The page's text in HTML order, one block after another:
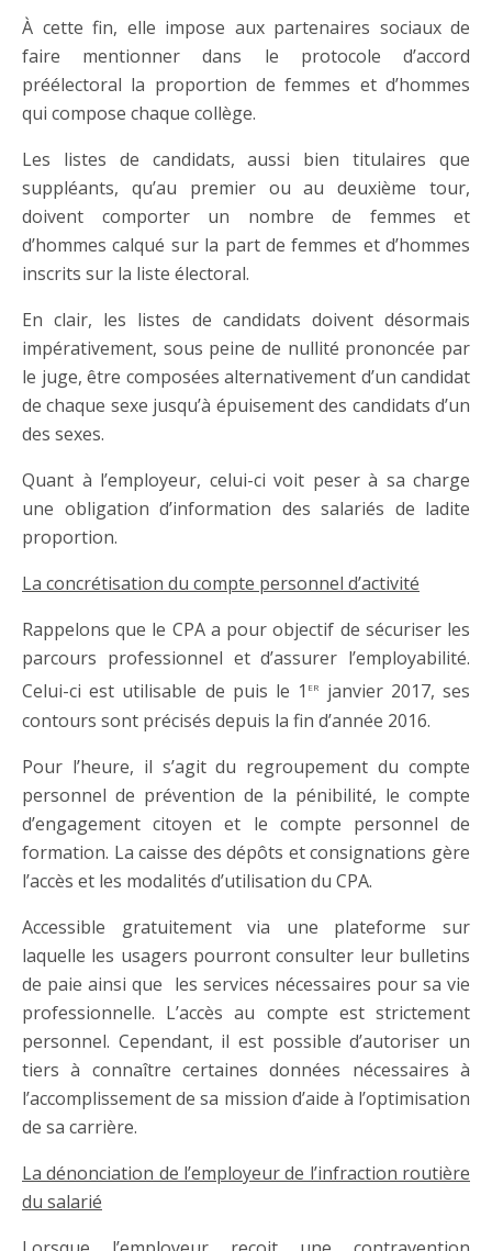
À cette fin, elle impose aux partenaires sociaux de
faire mentionner dans le protocole d’accord
préélectoral la proportion de femmes et d’hommes
qui compose chaque collège.
Les listes de candidats, aussi bien titulaires que
suppléants, qu’au premier ou au deuxième tour,
doivent comporter un nombre de femmes et
d’hommes calqué sur la part de femmes et d’hommes
inscrits sur la liste électoral.
En clair, les listes de candidats doivent désormais
impérativement, sous peine de nullité prononcée par
le juge, être composées alternativement d’un candidat
de chaque sexe jusqu’à épuisement des candidats d’un
des sexes.
Quant à l’employeur, celui-ci voit peser à sa charge
une obligation d’information des salariés de ladite
proportion.
La concrétisation du compte personnel d’activité
Rappelons que le CPA a pour objectif de sécuriser les
parcours professionnel et d’assurer l’employabilité.
Celui-ci est utilisable de puis le 1 er janvier 2017, ses
contours sont précisés depuis la fin d’année 2016.
Pour l’heure, il s’agit du regroupement du compte
personnel de prévention de la pénibilité, le compte
d’engagement citoyen et le compte personnel de
formation. La caisse des dépôts et consignations gère
l’accès et les modalités d’utilisation du CPA.
Accessible gratuitement via une plateforme sur
laquelle les usagers pourront consulter leur bulletins
de paie ainsi que les services nécessaires pour sa vie
professionnelle. L’accès au compte est strictement
personnel. Cependant, il est possible d’autoriser un
tiers à connaître certaines données nécessaires à
l’accomplissement de sa mission d’aide à l’optimisation
de sa carrière.
La dénonciation de l’employeur de l’infraction routière
du salarié